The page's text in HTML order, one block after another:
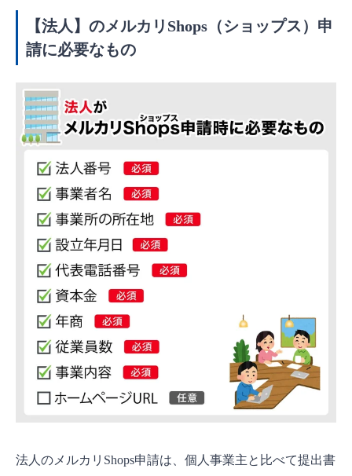
【法人】のメルカリShops（ショップス）申
請に必要なもの
法人のメルカリShops申請は、個人事業主と比べて提出書